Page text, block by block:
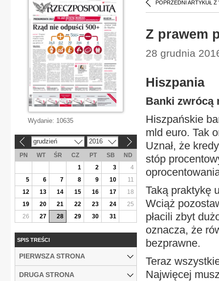
POPRZEDNI ARTYKUŁ Z
Z prawem
28 grudnia
Hiszpania
Banki zwrócą
Hiszpańskie
mld euro. Tak
Uznał, że
stóp
Taką praktykę
Wciąż
płacili zbyt
oznacza, że
bezprawne.
Teraz
Najwięcej
Wydanie: 10635
grudzień 2016
PN WT ŚR CZ PT SB
ND
1
2 3
4
5
6 7 8 9 10
11
12
13 14 15 16 17
18
19
20 21 22 23 24
25
26
27 28 29 30 31
SPIS TREŚCI
PIERWSZA STRONA
DRUGA STRONA